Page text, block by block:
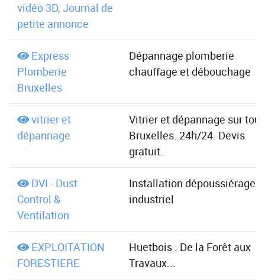
vidéo 3D, Journal de
petite annonce
Express
Plomberie
Bruxelles
Dépannage plomberie
chauffage et débouchage
vitrier et
dépannage
Vitrier et dépannage sur tout
Bruxelles. 24h/24. Devis
gratuit.
DVI - Dust
Control &
Ventilation
Installation dépoussiérage
industriel
EXPLOITATION
FORESTIERE
Huetbois : De la Forêt aux
Travaux...